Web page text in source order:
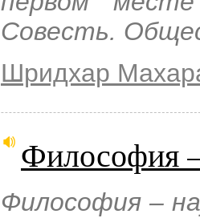
Совесть.
Шридхар
Философия
Философия –